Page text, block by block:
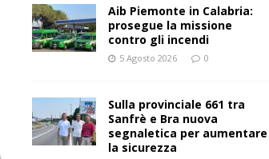
Aib Piemonte in Calabria:
prosegue la missione
contro gli incendi
5 Agosto 2026 0
Sulla provinciale 661 tra
Sanfrè e Bra nuova
segnaletica per aumentare
la sicurezza